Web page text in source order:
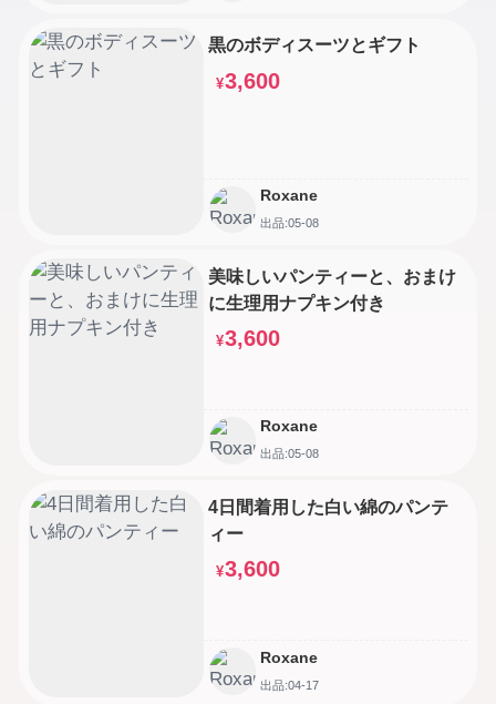
黒のボディスーツとギフト
¥3,600
Roxane
出品:05-08
美味しいパンティーと、おまけ
に生理用ナプキン付き
¥3,600
Roxane
出品:05-08
4日間着用した白い綿のパンテ
ィー
¥3,600
Roxane
出品:04-17